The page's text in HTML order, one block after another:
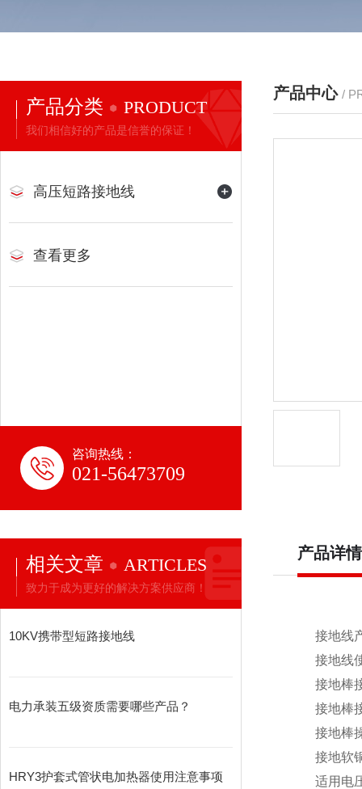
产品分类 PRODUCT
我们相信好的产品是信誉的保证！
高压短路接地线
查看更多
咨询热线：
021-56473709
相关文章 ARTICLES
致力于成为更好的解决方案供应商！
10KV携带型短路接地线
电力承装五级资质需要哪些产品？
HRY3护套式管状电加热器使用注意事项
产品中心 /
产品详情
接地线产
接地线使
接地棒接
接地棒接
接地棒操
接地软铜
适用电